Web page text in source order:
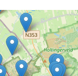
ervaringen
bij
de buurt